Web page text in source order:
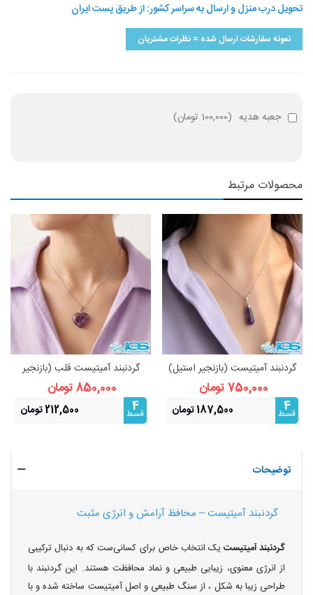
تحویل درب منزل و ارسال به سراسر کشور: از طریق پست ایران
نمونه سفارشات ارسال شده = نظرات مشتریان
جعبه هدیه (100,000 تومان )
محصولات مرتبط
گردنبند آمیتیست (بازنجیر استیل)
نماد آرامش و محافظت
750,000 تومان
4
قسط 187,500 تومان
گردنبند آمیتیست قلب (بازنجیر
استیل) نماد آرامش و محافظت
850,000 تومان
4
قسط 212,500 تومان
توضیحات
گردنبند آمیتیست – محافظ آرامش و انرژی مثبت
گردنبند آمیتیست یک انتخاب خاص برای کسانی‌ست که به دنبال ترکیبی
از انرژی معنوی، زیبایی طبیعی و نماد محافظت هستند. این گردنبند با
طراحی زیبا به شکل ، از سنگ طبیعی و اصل آمیتیست ساخته شده و با